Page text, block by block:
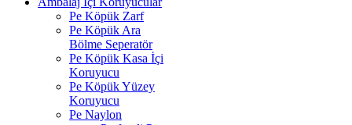
Pe Köpük Zarf
Pe Köpük Ara
Bölme Seperatör
Pe Köpük Kasa İçi
Koruyucu
Pe Köpük Yüzey
Koruyucu
Pe Naylon